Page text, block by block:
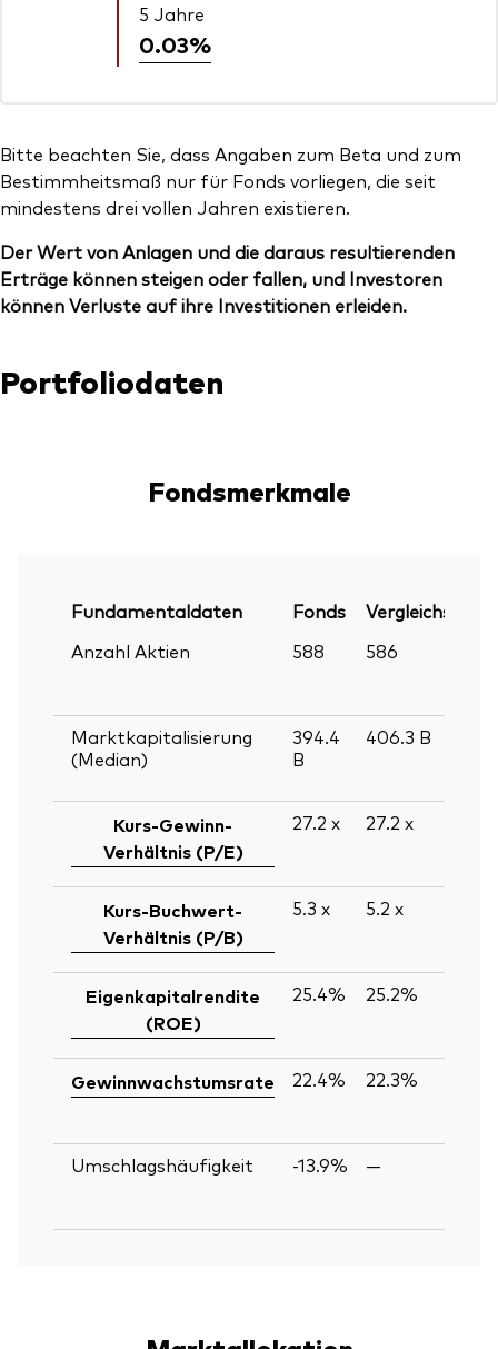
5 Jahre
0.03%
Bitte beachten Sie, dass Angaben zum Beta und zum
Bestimmheitsmaß nur für Fonds vorliegen, die seit
mindestens drei vollen Jahren existieren.
Der Wert von Anlagen und die daraus resultierenden
Erträge können steigen oder fallen, und Investoren
können Verluste auf ihre Investitionen erleiden.
Portfoliodaten
Fondsmerkmale
Fundamentaldaten Fonds
Vergleichsindex
Anzahl Aktien
588 586
Marktkapitalisierung
(Median)
394.4
B
406.3 B
Kurs-Gewinn-
Verhältnis (P/E)
27.2 x 27.2 x
Kurs-Buchwert-
Verhältnis (P/B)
5.3 x 5.2 x
Eigenkapitalrendite
(ROE)
25.4% 25.2%
Gewinnwachstumsrate 22.4% 22.3%
Umschlagshäufigkeit -13.9% —